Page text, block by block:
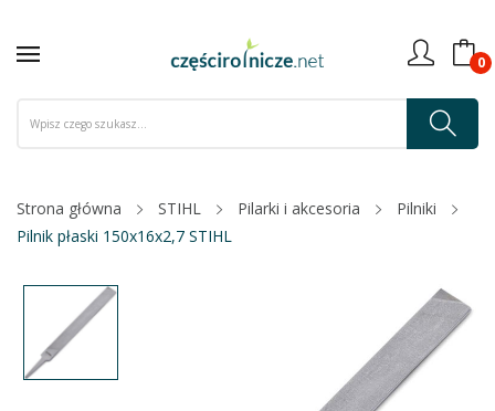
0
Strona główna STIHL Pilarki i akcesoria
Pilniki
Pilnik płaski 150x16x2,7 STIHL